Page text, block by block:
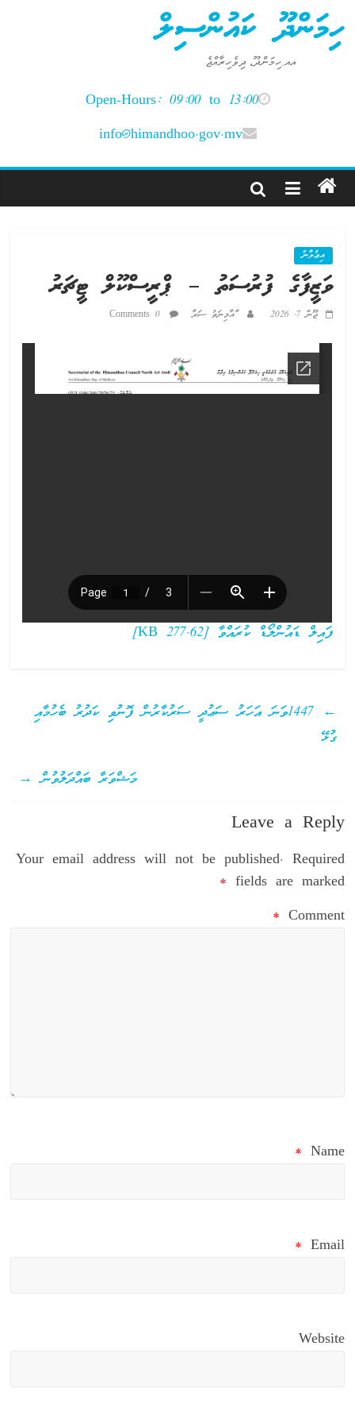
ހިމަންދޫ ކައުންސިލް
އއ.ހިމަންދޫ، ދިވެހިރާއްޖެ
Open-Hours: 09:00 to 13:00
info@himandhoo.gov.mv
އިޢުލާން
ވަޒީފާގެ ފުރުސަތު – ޕްރީސްކޫލް ޓީޗަރު
ޖޫން 7, 2026 ާއާމިނަތު ސަރާ 0 Comments
ފައިލް ޑައުންލޯޑް ކުރައްވާ [277.62 KB]
←
1447ވަނަ އަހަރު ސަޢުދީ ސަރުކާރުން ފޮނުވި ކަދުރު ބެހުމާއި
ގުޅޭ
މަޝްވަރާ ބައްދަލުވުން →
Leave a Reply
Your email address will not be published. Required
fields are marked
*
Comment
*
Name
*
Email
*
Website